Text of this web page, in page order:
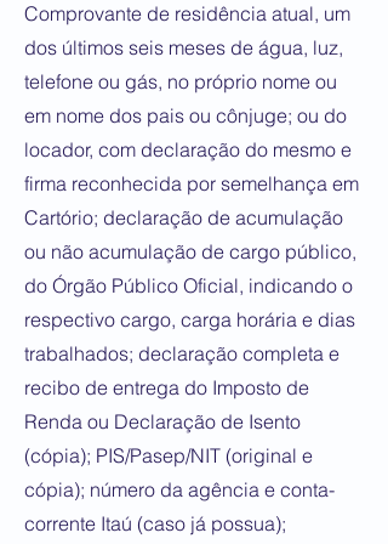
Comprovante de residência atual, um
dos últimos seis meses de água, luz,
telefone ou gás, no próprio nome ou
em nome dos pais ou cônjuge; ou do
locador, com declaração do mesmo e
firma reconhecida por semelhança em
Cartório; declaração de acumulação
ou não acumulação de cargo público,
do Órgão Público Oficial, indicando o
respectivo cargo, carga horária e dias
trabalhados; declaração completa e
recibo de entrega do Imposto de
Renda ou Declaração de Isento
(cópia); PIS/Pasep/NIT (original e
cópia); número da agência e conta-
corrente Itaú (caso já possua);